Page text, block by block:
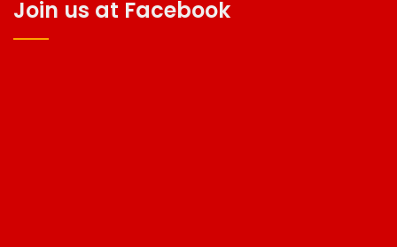
Join us at Facebook